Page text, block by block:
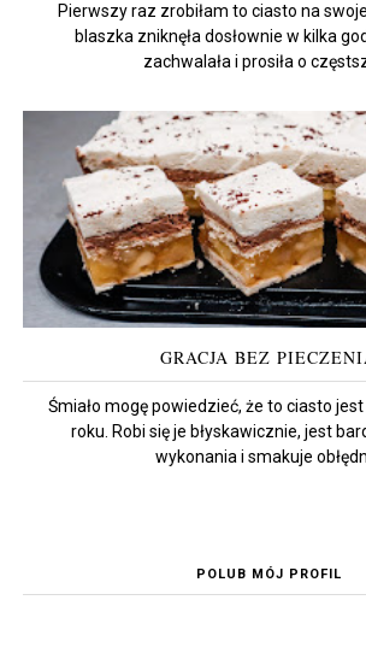
Pierwszy raz zrobiłam to ciasto na
blaszka zniknęła dosłownie w kilka
zachwalała i prosiła o
GRACJA BEZ
Śmiało mogę powiedzieć, że to ciasto
roku. Robi się je błyskawicznie, jest
wykonania i smakuje
POLUB MÓJ PROFIL